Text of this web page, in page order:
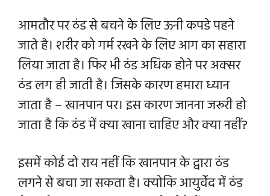
आमतौर पर ठंड से बचने के लिए ऊनी कपडे पहने
जाते है। शरीर को गर्म रखने के लिए आग का सहारा
लिया जाता है। फिर भी ठंड अधिक होने पर अक्सर
ठंड लग ही जाती है। जिसके कारण हमारा ध्यान
जाता है – खानपान पर।इस कारण जानना जरूरी हो
जाता है कि ठंड में क्या खाना चाहिए और क्या नहीं?
इसमें कोई दो राय नहीं कि खानपान के द्वारा ठंड
लगने से बचा जा सकता है। क्योकि आयुर्वेद में ठंड